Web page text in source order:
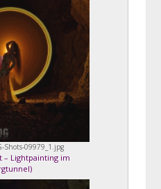
Shots-09979_1.jpg
– Lightpainting im
)